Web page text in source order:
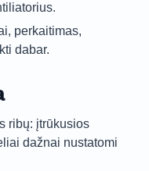
perkaitimas,
dabar.
ribų: įtrūkusios
dažnai nustatomi